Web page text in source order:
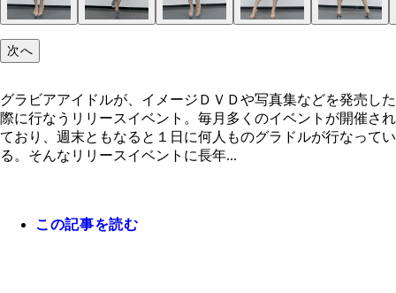
次へ
グラビアアイドルが、イメージＤＶＤや写真集などを発売した
際に行なうリリースイベント。毎月多くのイベントが開催され
ており、週末ともなると１日に何人ものグラドルが行なってい
る。そんなリリースイベントに長年...
この記事を読む